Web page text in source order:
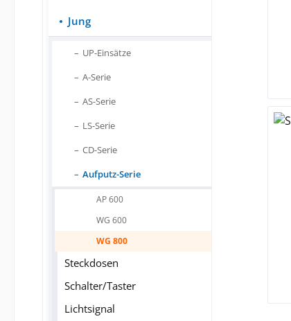
Jung
UP-Einsätze
A-Serie
AS-Serie
LS-Serie
CD-Serie
Aufputz-Serie
AP 600
WG 600
WG 800
Steckdosen
Schalter/Taster
Lichtsignal